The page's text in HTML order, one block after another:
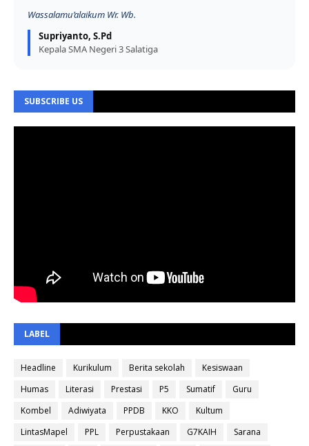
Wassalamu’alaikum Wr. Wb.
Supriyanto, S.Pd
Kepala SMA Negeri 3 Salatiga
SUBSCRIBE US
LABEL
Headline Kurikulum Berita sekolah
Kesiswaan
Humas
Literasi Prestasi P5 Sumatif
Guru
Kombel
Adiwiyata PPDB KKO
Kultum
LintasMapel
PPL Perpustakaan G7KAIH
Sarana